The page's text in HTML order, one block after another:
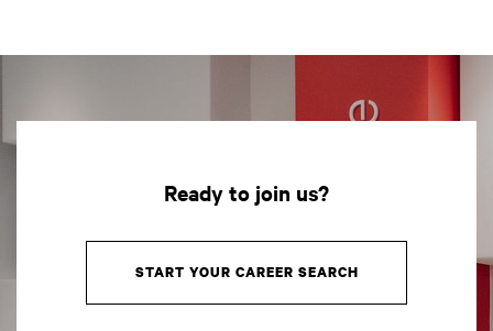
Ready to join us?
START YOUR CAREER SEARCH